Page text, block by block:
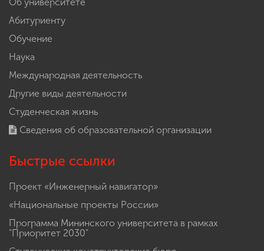
Об университете
Абитуриенту
Обучение
Наука
Международная деятельность
Другие виды деятельности
Студенческая жизнь
Сведения об образовательной организации
Быстрые ссылки
Проект «Инженерный навигатор»
«Национальные проекты России»
Программа Мининского университета в рамках
"Приоритет 2030"